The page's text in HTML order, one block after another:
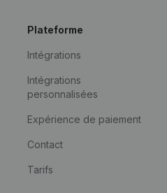
Plateforme
Intégrations
Intégrations
personnalisées
Expérience de paiement
Contact
Tarifs